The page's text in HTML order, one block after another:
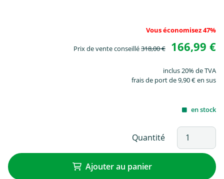
Vous économisez 47%
Prix de vente conseillé318,00 € 166,99 €
inclus 20% de TVA
frais de port de 9,90 € en sus
en stock
Quantité
Ajouter au panier